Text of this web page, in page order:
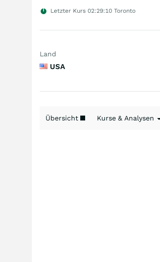
Letzter Kurs 02:29:10 Toronto
Land
USA
Übersicht Kurse & Analysen